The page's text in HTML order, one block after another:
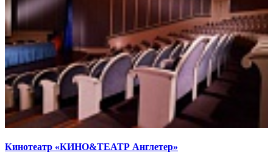
Кинотеатр «КИНО&ТЕАТР Англетер»